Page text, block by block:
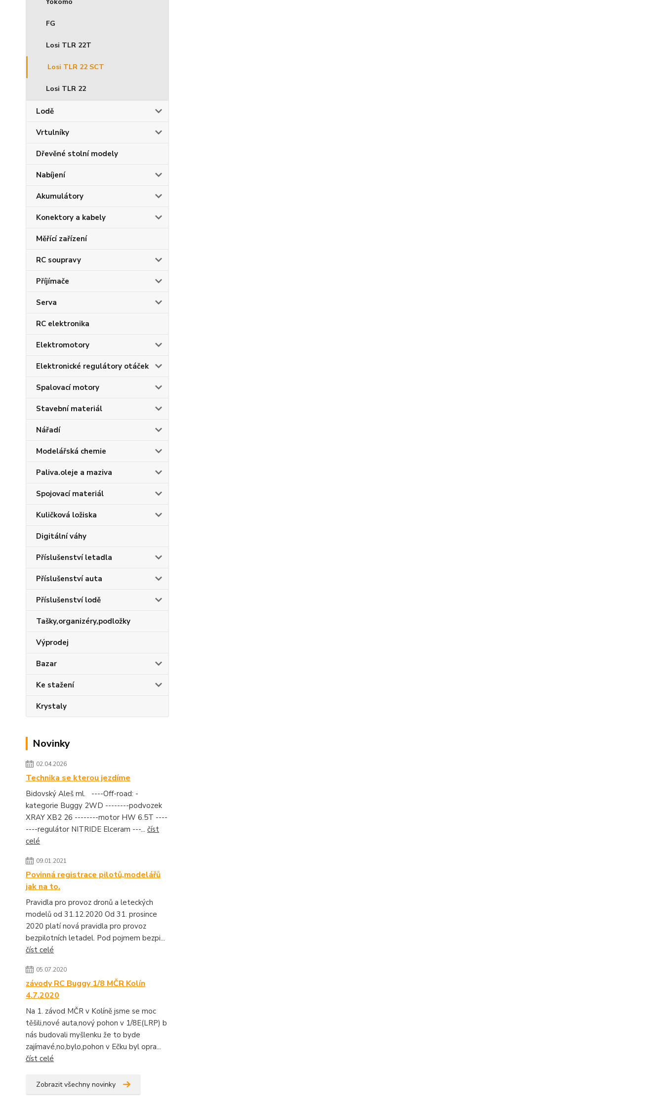
FG
Losi TLR 22T
Losi TLR 22 SCT
Losi TLR 22
Lodě
Vrtulníky
Dřevěné stolní modely
Nabíjení
Akumulátory
Konektory a kabely
Měřící zařízení
RC soupravy
Příjímače
Serva
RC elektronika
Elektromotory
Elektronické regulátory otáček
Spalovací motory
Stavební materiál
Nářadí
Modelářská chemie
Paliva.oleje a maziva
Spojovací materiál
Kuličková ložiska
Digitální váhy
Příslušenství letadla
Příslušenství auta
Příslušenství lodě
Tašky,organizéry,podložky
Výprodej
Bazar
Ke stažení
Krystaly
Novinky
02.04.2026
Technika se kterou jezdíme
Bidovský Aleš ml. ----Off-road: -
kategorie Buggy 2WD --------podvozek
XRAY XB2 26 --------motor HW 6.5T ----
----regulátor NITRIDE Elceram ---... číst
celé
09.01.2021
Povinná registrace pilotů,modelářů
jak na to.
Pravidla pro provoz dronů a leteckých
modelů od 31.12.2020 Od 31. prosince
2020 platí nová pravidla pro provoz
bezpilotních letadel. Pod pojmem bezpi...
číst celé
05.07.2020
závody RC Buggy 1/8 MČR Kolín
4.7.2020
Na 1. závod MČR v Kolíně jsme se moc
těšili,nové auta,nový pohon v 1/8E(LRP) b
nás budovali myšlenku že to byde
zajímavé,no,bylo,pohon v Ečku byl opra...
číst celé
Zobrazit všechny novinky